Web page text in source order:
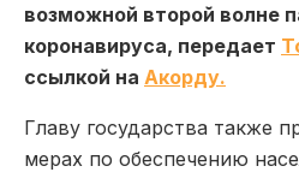
возможной второй волне
коронавируса, передает
ссылкой на Акорду.
Главу государства также
мерах по обеспечению